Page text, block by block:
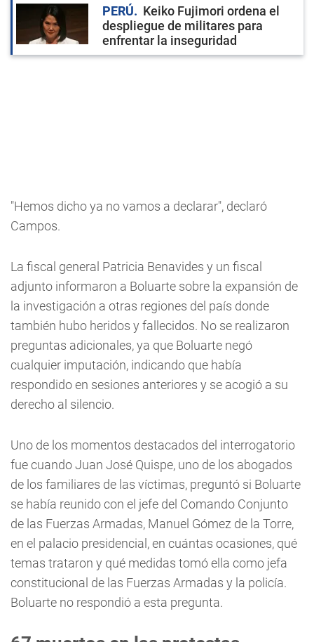
PERÚ
Keiko Fujimori ordena el
despliegue de militares para
enfrentar la inseguridad
"Hemos dicho ya no vamos a declarar", declaró
Campos.
La fiscal general Patricia Benavides y un fiscal
adjunto informaron a Boluarte sobre la expansión de
la investigación a otras regiones del país donde
también hubo heridos y fallecidos. No se realizaron
preguntas adicionales, ya que Boluarte negó
cualquier imputación, indicando que había
respondido en sesiones anteriores y se acogió a su
derecho al silencio.
Uno de los momentos destacados del interrogatorio
fue cuando Juan José Quispe, uno de los abogados
de los familiares de las víctimas, preguntó si Boluarte
se había reunido con el jefe del Comando Conjunto
de las Fuerzas Armadas, Manuel Gómez de la Torre,
en el palacio presidencial, en cuántas ocasiones, qué
temas trataron y qué medidas tomó ella como jefa
constitucional de las Fuerzas Armadas y la policía.
Boluarte no respondió a esta pregunta.